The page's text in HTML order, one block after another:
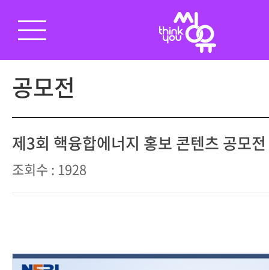
공모전
제3회 핵융합에너지 홍보 콘텐츠 공모전
조회수 : 1928